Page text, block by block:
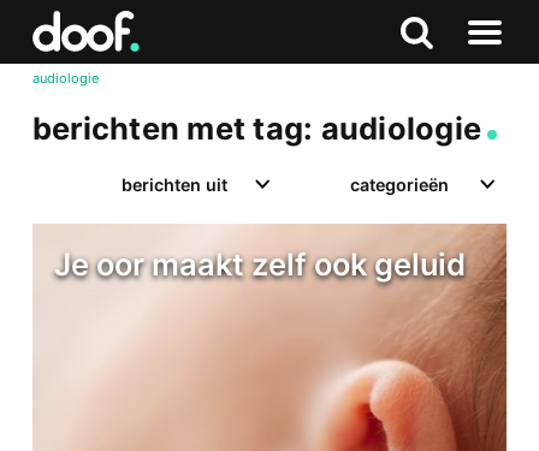
Zoeken
Naar
audiologie
berichten met tag: audiologie
berichten uit categorieën
Je oor maakt zelf ook geluid
Doof.nl
Zoeken